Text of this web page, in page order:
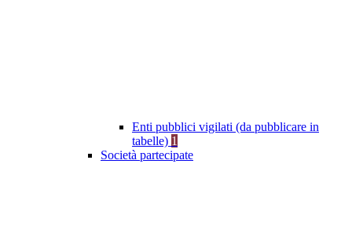
Enti pubblici vigilati (da pubblicare in
tabelle) 1
Società partecipate